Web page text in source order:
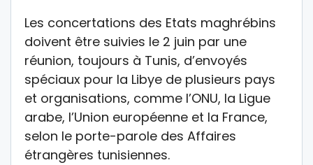
Les concertations des Etats maghrébins
doivent être suivies le 2 juin par une
réunion, toujours à Tunis, d’envoyés
spéciaux pour la Libye de plusieurs pays
et organisations, comme l’ONU, la Ligue
arabe, l’Union européenne et la France,
selon le porte-parole des Affaires
étrangères tunisiennes.